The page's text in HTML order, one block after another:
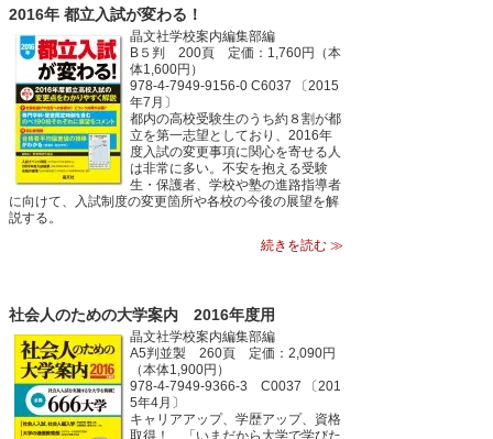
2016年 都立入試が変わる！
晶文社学校案内編集部編
B５判 200頁 定価：1,760円（本
体1,600円）
978-4-7949-9156-0 C6037 〔2015
年7月〕
都内の高校受験生のうち約８割が都
立を第一志望としており、2016年
度入試の変更事項に関心を寄せる人
は非常に多い。不安を抱える受験
生・保護者、学校や塾の進路指導者
に向けて、入試制度の変更箇所や各校の今後の展望を解
説する。
続きを読む ≫
社会人のための大学案内 2016年度用
晶文社学校案内編集部編
A5判並製 260頁 定価：2,090円
（本体1,900円）
978-4-7949-9366-3 C0037 〔201
5年4月〕
キャリアアップ、学歴アップ、資格
取得！ 「いまだから大学で学びた